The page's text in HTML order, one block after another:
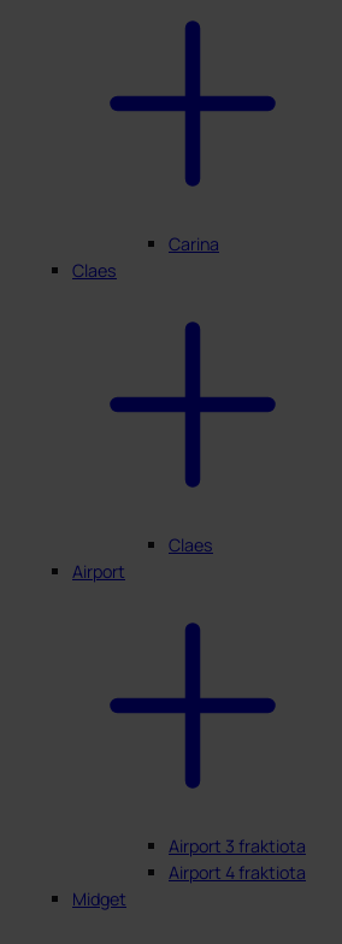
Carina
Claes
Claes
Airport
Airport 3 fraktiota
Airport 4 fraktiota
Midget